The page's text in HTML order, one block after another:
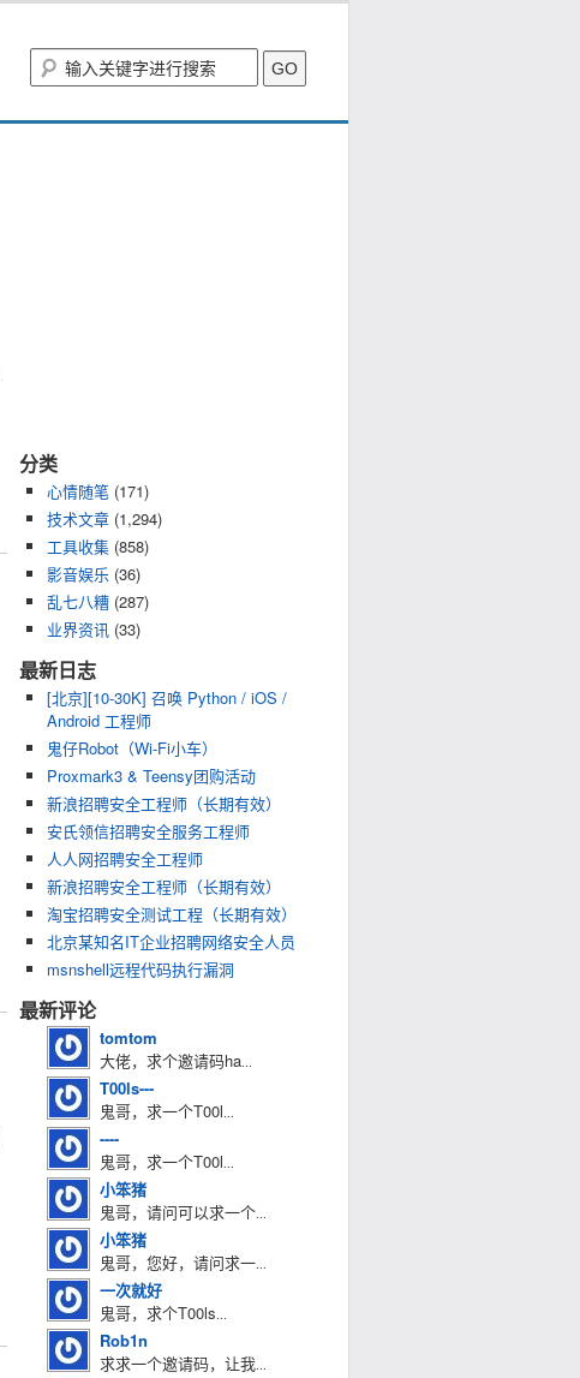
分类
心情随笔 (171)
技术文章 (1,294)
工具收集 (858)
影音娱乐 (36)
乱七八糟 (287)
业界资讯 (33)
最新日志
[北京][10-30K] 召唤 Python / iOS /
Android 工程师
鬼仔Robot（Wi-Fi小车）
Proxmark3 & Teensy团购活动
新浪招聘安全工程师（长期有效）
安氏领信招聘安全服务工程师
人人网招聘安全工程师
新浪招聘安全工程师（长期有效）
淘宝招聘安全测试工程（长期有效）
北京某知名IT企业招聘网络安全人员
msnshell远程代码执行漏洞
最新评论
tomtom
大佬，求个邀请码ha...
T00ls---
鬼哥，求一个T00l...
----
鬼哥，求一个T00l...
小笨猪
鬼哥，请问可以求一个...
小笨猪
鬼哥，您好，请问求一...
一次就好
鬼哥，求个T00ls...
Rob1n
求求一个邀请码，让我...